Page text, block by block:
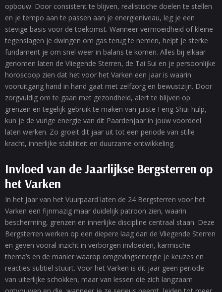
opbouw. Door consistent te blijven, realistische doelen te stellen
en je tempo aan te passen aan je energieniveau, leg je een
stevige basis voor de toekomst. Wanneer vermoeidheid of kleine
tegenslagen je dwingen om gas terug te nemen, helpt je sterke
fundament je om snel weer in balans te komen. Alles bij elkaar
genomen laten de Vliegende Sterren, de Tai Sui en je persoonlijke
horoscoop zien dat het voor het Varken een jaar is waarin
vooruitgang hand in hand gaat met zelfzorg en bewustzijn. Door
zorgvuldig om te gaan met gezondheid, alert te blijven op
grenzen en tegelijk gebruik te maken van juiste Feng Shui-hulp,
kun je de vurige energie van dit Paardenjaar in jouw voordeel
laten werken. Zo groeit dit jaar uit tot een periode van stille
kracht, innerlijke stabiliteit en duurzame ontwikkeling.
Invloed van de Jaarlijkse Bergsterren op
het Varken
In het Jaar van het Vuurpaard laten de 24 Bergsterren voor het
Varken een fijnmazig maar duidelijk patroon zien, waarin
bescherming, grenzen en innerlijke discipline centraal staan. Deze
Bergsterren werken op een diepere laag dan de Vliegende Sterren
en geven vooral inzicht in verborgen invloeden, karmische
thema’s en de manier waarop omgevingsenergie je keuzes en
reacties subtiel stuurt. Voor het Varken is dit jaar geen periode
van uiterlijke schokken, maar van lessen die zich langzaam